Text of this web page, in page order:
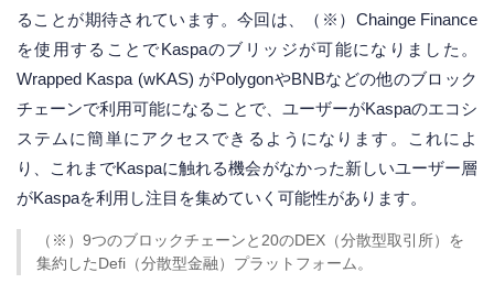
ることが期待されています。今回は、（※）Chainge Finance
を使用することでKaspaのブリッジが可能になりました。
Wrapped Kaspa (wKAS) がPolygonやBNBなどの他のブロック
チェーンで利用可能になることで、ユーザーがKaspaのエコシ
ステムに簡単にアクセスできるようになります。これによ
り、これまでKaspaに触れる機会がなかった新しいユーザー層
がKaspaを利用し注目を集めていく可能性があります。
（※）9つのブロックチェーンと20のDEX（分散型取引所）を
集約したDefi（分散型金融）プラットフォーム。